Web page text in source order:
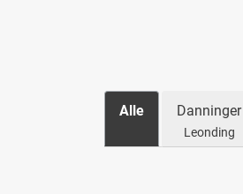
Alle Danninger
Leonding